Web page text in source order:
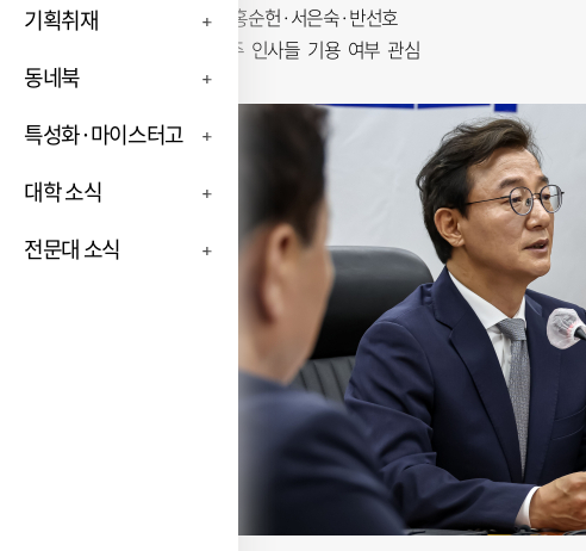
기획취재
동네북
특성화·마이스터고
대학 소식
전문대 소식
변성완·이재성·홍순헌·서은숙·반선호
당선인 도운 민주 인사들 기용 여부 관심